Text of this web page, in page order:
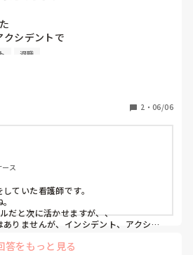
クシデントで
退職
2 ・ 06/06
ス
ていた看護師です。
だと次に活かせますが、、
りませんが、インシデント、アクシデ
はと言う気持ちに考えてます。
答をもっと見る